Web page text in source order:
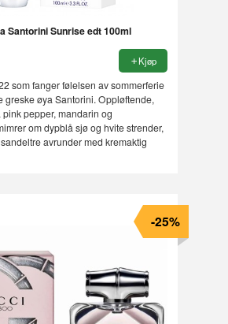
Santorini Sunrise edt 100ml
Kjøp
som fanger følelsen av sommerferie
greske øya Santorini. Oppløftende,
pepper, mandarin og
om dypblå sjø og hvite strender,
avrunder med kremaktig
-25%